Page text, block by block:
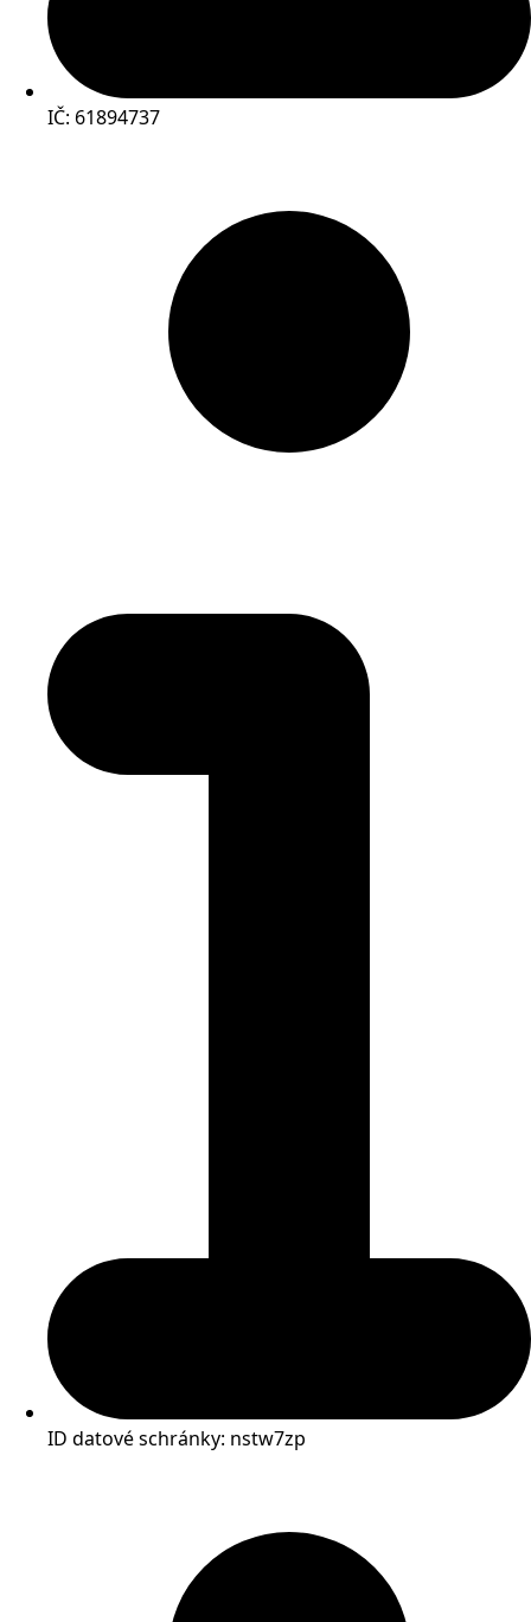
IČ: 61894737
ID datové schránky: nstw7zp